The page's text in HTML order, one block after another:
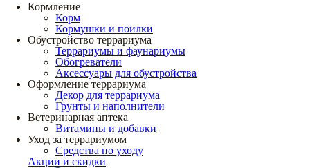
Кормление
Корм
Кормушки и поилки
Обустройство террариума
Террариумы и фаунариумы
Обогреватели
Аксессуары для обустройства
Оформление террариума
Декор для террариума
Грунты и наполнители
Ветеринарная аптека
Витамины и добавки
Уход за террариумом
Средства по уходу
Акции и скидки